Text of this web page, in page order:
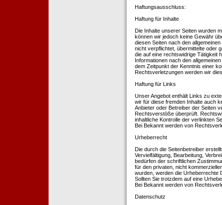
Haftungsausschluss:
Haftung für Inhalte
Die Inhalte unserer Seiten wurden
können wir jedoch keine Gewähr
diesen Seiten nach den
nicht verpflichtet, übermittelte oder
die auf eine rechtswidrige Tätigkeit
Informationen nach den
dem Zeitpunkt der Kenntnis einer
Rechtsverletzungen werden wir
Haftung für Links
Unser Angebot enthält Links zu
wir für diese fremden Inhalte auch
Anbieter oder Betreiber der Seiten
Rechtsverstöße überprüft.
inhaltliche Kontrolle der verlinkten
Bei Bekannt werden von
Urheberrecht
Die durch die Seitenbetreiber
Vervielfältigung, Bearbeitung,
bedürfen der schriftlichen
für den privaten, nicht
wurden, werden die Urheberrechte
Sollten Sie trotzdem auf eine
Bei Bekannt werden von
Datenschutz